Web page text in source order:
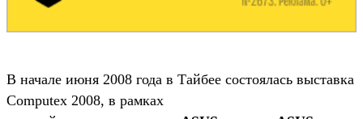
В начале июня 2008 года в Тайбее состоялась выставка
Computex 2008, в рамках